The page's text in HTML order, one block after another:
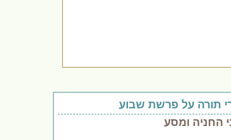
תורה על פרשת שבוע
החניה ומסע